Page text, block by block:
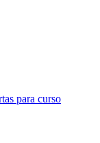
para curso